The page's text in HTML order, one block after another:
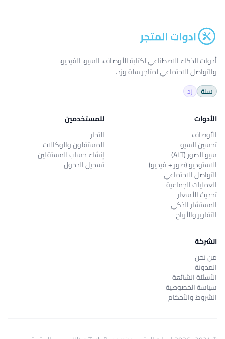
أدوات الذكاء الاصطناعي لكتابة الأوصاف، السيو، الفيديو،
والتواصل الاجتماعي لمتاجر سلة وزد.
سلة
زد
الأدوات
الأوصاف
تحسين السيو
سيو الصور (ALT)
الاستوديو (صور + فيديو)
التواصل الاجتماعي
العمليات الجماعية
تحديث الأسعار
المستشار الذكي
التقارير والأرباح
للمستخدمين
التجار
المستقلون والوكالات
إنشاء حساب للمستقلين
تسجيل الدخول
الشركة
من نحن
المدونة
الأسئلة الشائعة
سياسة الخصوصية
الشروط والأحكام